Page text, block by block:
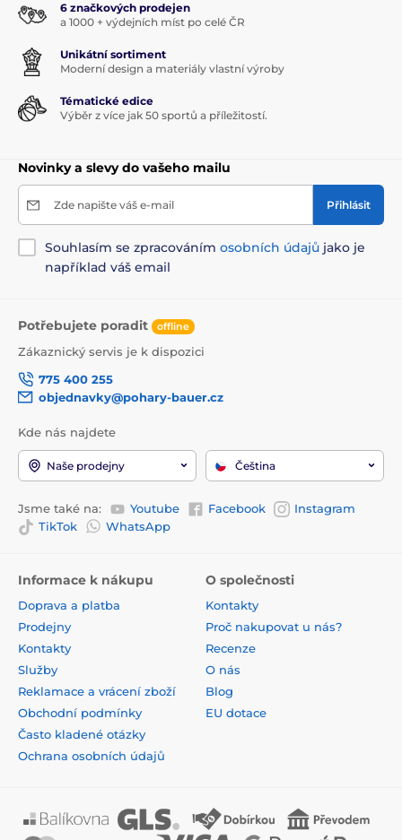
6 značkových prodejen
a 1000 + výdejních míst po celé ČR
Unikátní sortiment
Moderní design a materiály vlastní výroby
Tématické edice
Výběr z více jak 50 sportů a příležitostí.
Novinky a slevy do vašeho mailu
Zde napište váš e-mail Přihlásit
Souhlasím se zpracováním osobních údajů jako je
například váš email
Potřebujete poradit offline
Zákaznický servis je k dispozici
775 400 255
objednavky@pohary-bauer.cz
Kde nás najdete
Naše prodejny Čeština
Jsme také na: Youtube Facebook
Instagram
TikTok
WhatsApp
Informace k nákupu
Doprava a platba
Prodejny
Kontakty
Služby
Reklamace a vrácení zboží
Obchodní podmínky
Často kladené otázky
Ochrana osobních údajů
O společnosti
Kontakty
Proč nakupovat u nás?
Recenze
O nás
Blog
EU dotace